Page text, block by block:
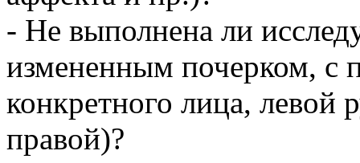
- Не выполнена ли
измененным почерком, с
конкретного лица,
правой)?